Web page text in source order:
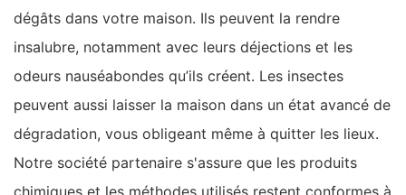
dégâts dans votre maison. Ils peuvent la rendre
insalubre, notamment avec leurs déjections et les
odeurs nauséabondes qu’ils créent. Les insectes
peuvent aussi laisser la maison dans un état avancé de
dégradation, vous obligeant même à quitter les lieux.
Notre société partenaire s'assure que les produits